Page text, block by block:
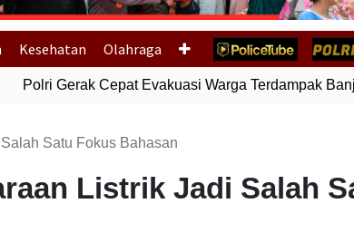
Kesehatan Olahraga
Polri Gerak Cepat Evakuasi Warga Terdampak Banjir
Satu Fokus Bahasan
Listrik Jadi Salah